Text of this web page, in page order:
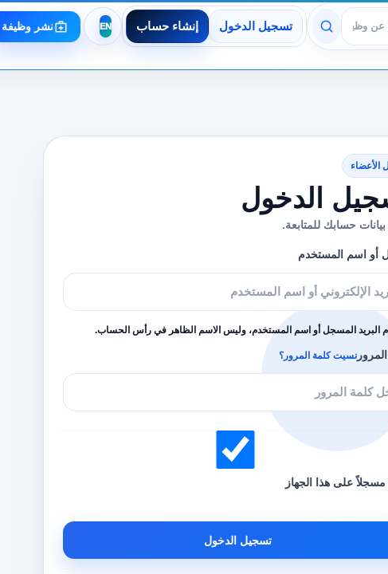
تسجيل الدخول إنشاء حساب نشر وظيفة
الأعضاء
الدخول
حسابك للمتابعة.
أو اسم المستخدم
البريد المسجل أو اسم المستخدم، وليس الاسم الظاهر في رأس الحساب.
نسيت كلمة المرور؟
مسجلاً على هذا الجهاز
تسجيل الدخول